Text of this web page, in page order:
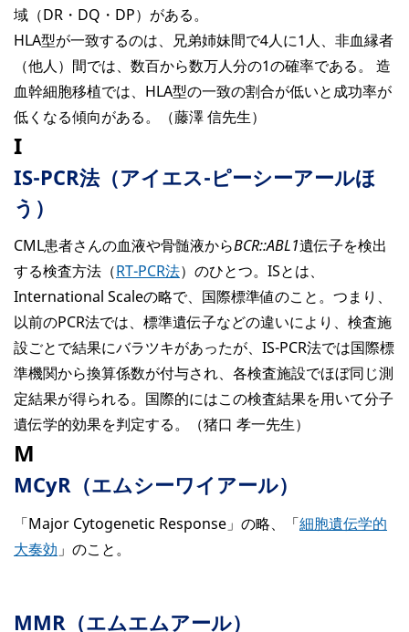
域（DR・DQ・DP）がある。
HLA型が一致するのは、兄弟姉妹間で4人に1人、非血縁者
（他人）間では、数百から数万人分の1の確率である。 造
血幹細胞移植では、HLA型の一致の割合が低いと成功率が
低くなる傾向がある。（藤澤 信先生）
I
IS-PCR法（アイエス-ピーシーアールほ
う）
CML患者さんの血液や骨髄液からBCR::ABL1遺伝子を検出
する検査方法（RT-PCR法）のひとつ。ISとは、
International Scaleの略で、国際標準値のこと。つまり、
以前のPCR法では、標準遺伝子などの違いにより、検査施
設ごとで結果にバラツキがあったが、IS-PCR法では国際標
準機関から換算係数が付与され、各検査施設でほぼ同じ測
定結果が得られる。国際的にはこの検査結果を用いて分子
遺伝学的効果を判定する。（猪口 孝一先生）
M
MCyR（エムシーワイアール）
「Major Cytogenetic Response」の略、「細胞遺伝学的
大奏効 」のこと。
MMR（エムエムアール）